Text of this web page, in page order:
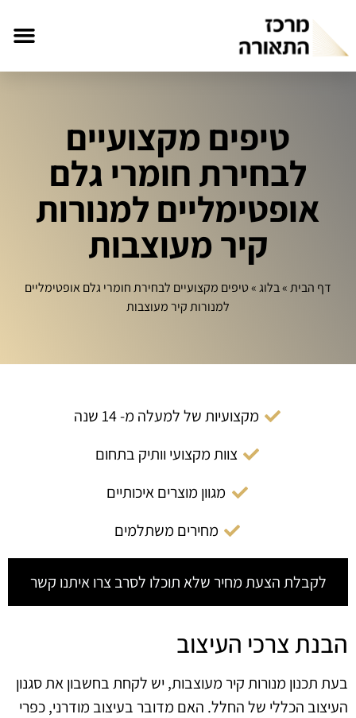
טיפים מקצועיים
לבחירת חומרי גלם
אופטימליים למנורות
קיר מעוצבות
דף הבית»בלוג»טיפים מקצועיים לבחירת חומרי גלם אופטימליים
למנורות קיר מעוצבות
מקצועיות של למעלה מ- 14 שנה
צוות מקצועי וותיק בתחום
מגוון מוצרים איכותיים
מחירים משתלמים
לקבלת הצעת מחיר שלא תוכלו לסרב צרו איתנו קשר
הבנת צרכי העיצוב
בעת תכנון מנורות קיר מעוצבות, יש לקחת בחשבון את סגנון
העיצוב הכללי של החלל. האם מדובר בעיצוב מודרני, כפרי